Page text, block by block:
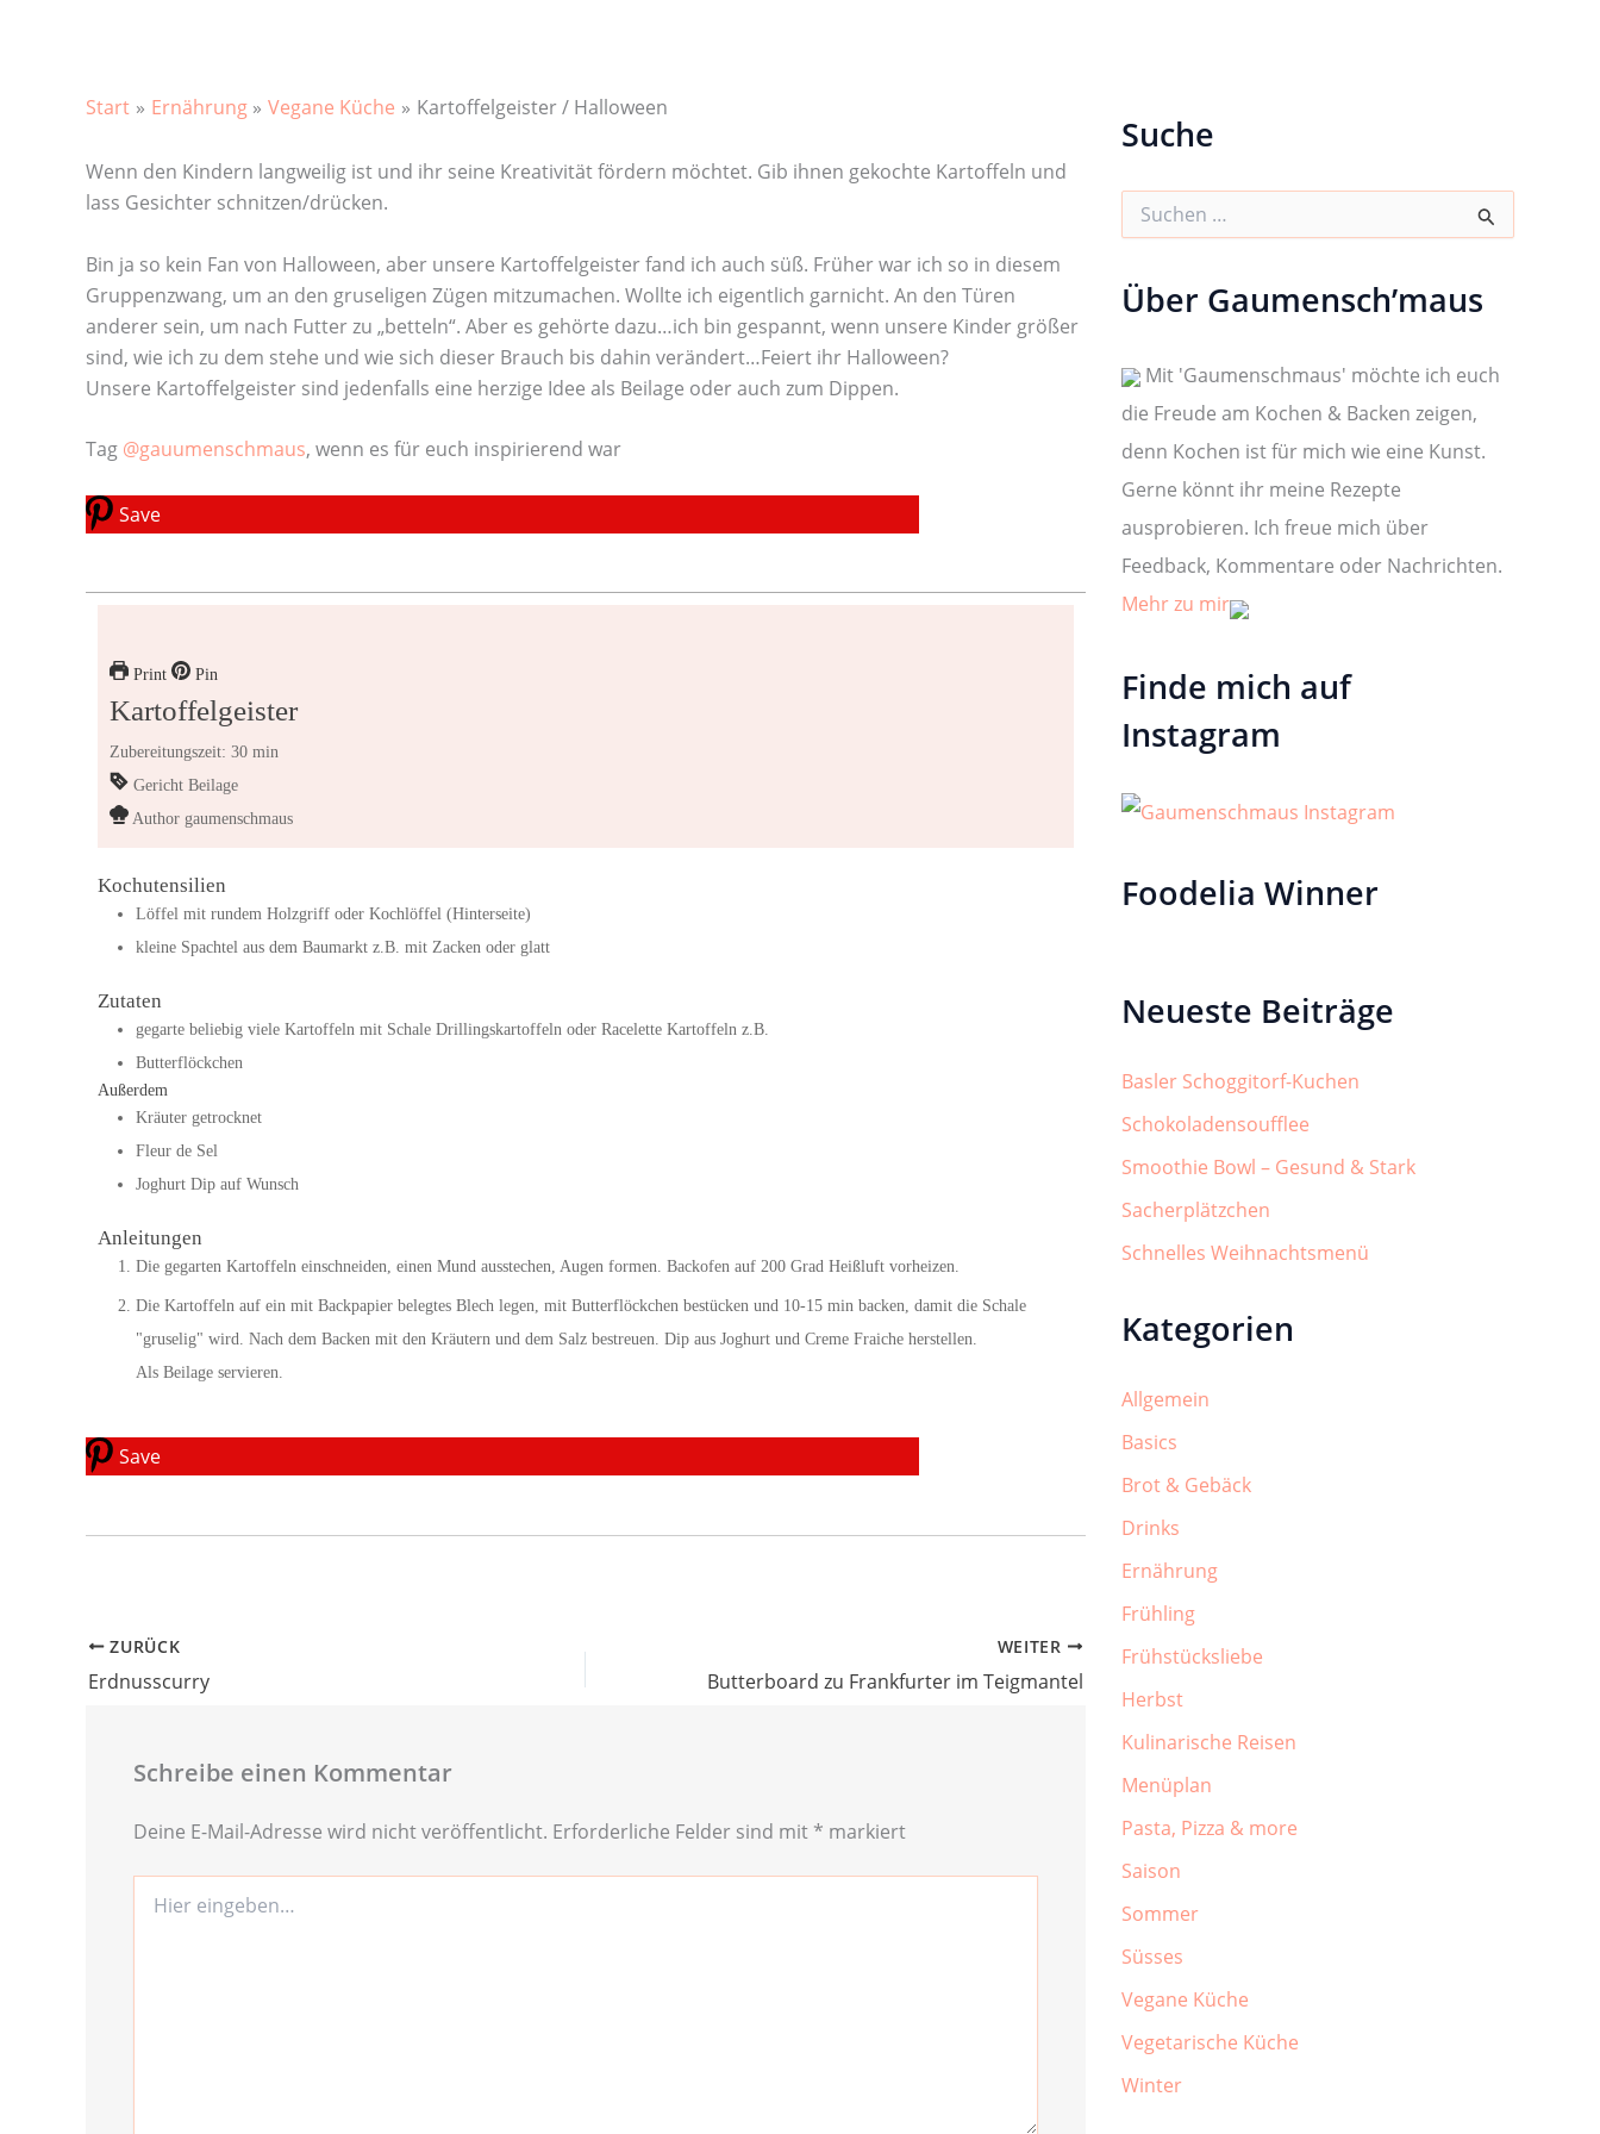
Start Ernährung Vegane Küche Kartoffelgeister / Halloween
Wenn den Kindern langweilig ist und ihr seine Kreativität fördern möchtet. Gib ihnen gekochte Kartoffeln und
lass Gesichter schnitzen/drücken.
Bin ja so kein Fan von Halloween, aber unsere Kartoffelgeister fand ich auch süß. Früher war ich so in diesem
Gruppenzwang, um an den gruseligen Zügen mitzumachen. Wollte ich eigentlich garnicht. An den Türen
anderer sein, um nach Futter zu „betteln“. Aber es gehörte dazu…ich bin gespannt, wenn unsere Kinder größer
sind, wie ich zu dem stehe und wie sich dieser Brauch bis dahin verändert…Feiert ihr Halloween?
Unsere Kartoffelgeister sind jedenfalls eine herzige Idee als Beilage oder auch zum Dippen.
Tag @gauumenschmaus, wenn es für euch inspirierend war
Save
Print Pin
Kartoffelgeister
Zubereitungszeit: 30 min
Gericht Beilage
Author gaumenschmaus
Kochutensilien
Löffel mit rundem Holzgriff oder Kochlöffel (Hinterseite)
kleine Spachtel aus dem Baumarkt z.B. mit Zacken oder glatt
Zutaten
gegarte beliebig viele Kartoffeln mit Schale Drillingskartoffeln oder Racelette Kartoffeln z.B.
Butterflöckchen
Außerdem
Kräuter getrocknet
Fleur de Sel
Joghurt Dip auf Wunsch
Anleitungen
Die gegarten Kartoffeln einschneiden, einen Mund ausstechen, Augen formen. Backofen auf 200 Grad Heißluft vorheizen.
Die Kartoffeln auf ein mit Backpapier belegtes Blech legen, mit Butterflöckchen bestücken und 10-15 min backen, damit die Schale
"gruselig" wird. Nach dem Backen mit den Kräutern und dem Salz bestreuen. Dip aus Joghurt und Creme Fraiche herstellen.
Als Beilage servieren.
Save
ZURÜCK
Erdnusscurry
WEITER
Butterboard zu Frankfurter im Teigmantel
Schreibe einen Kommentar
Deine E-Mail-Adresse wird nicht veröffentlicht. Erforderliche Felder sind mit * markiert
eingeben…
Suche
e
a
c
h
Über Gaumensch’maus
Mit 'Gaumenschmaus' möchte ich euch
die Freude am Kochen & Backen zeigen,
denn Kochen ist für mich wie eine Kunst.
Gerne könnt ihr meine Rezepte
ausprobieren. Ich freue mich über
Feedback, Kommentare oder Nachrichten.
Mehr zu mir
Finde mich auf
Instagram
Foodelia Winner
Neueste Beiträge
Basler Schoggitorf-Kuchen
Schokoladensoufflee
Smoothie Bowl – Gesund & Stark
Sacherplätzchen
Schnelles Weihnachtsmenü
Kategorien
Allgemein
Basics
Brot & Gebäck
Drinks
Ernährung
Frühling
Frühstücksliebe
Herbst
Kulinarische Reisen
Menüplan
Pasta, Pizza & more
Saison
Sommer
Süsses
Vegane Küche
Vegetarische Küche
Winter